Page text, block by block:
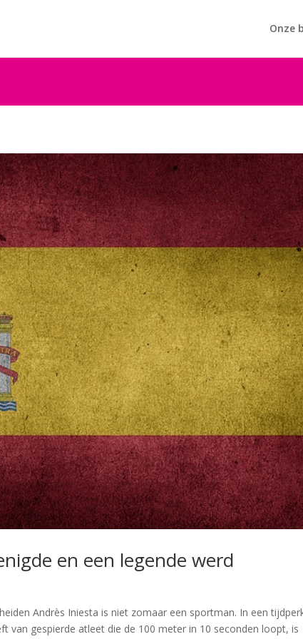
Onze
en een legende werd
Andrès Iniesta is niet zomaar een sportman. In een
van gespierde atleet die de 100 meter in 10 seconden loopt, is